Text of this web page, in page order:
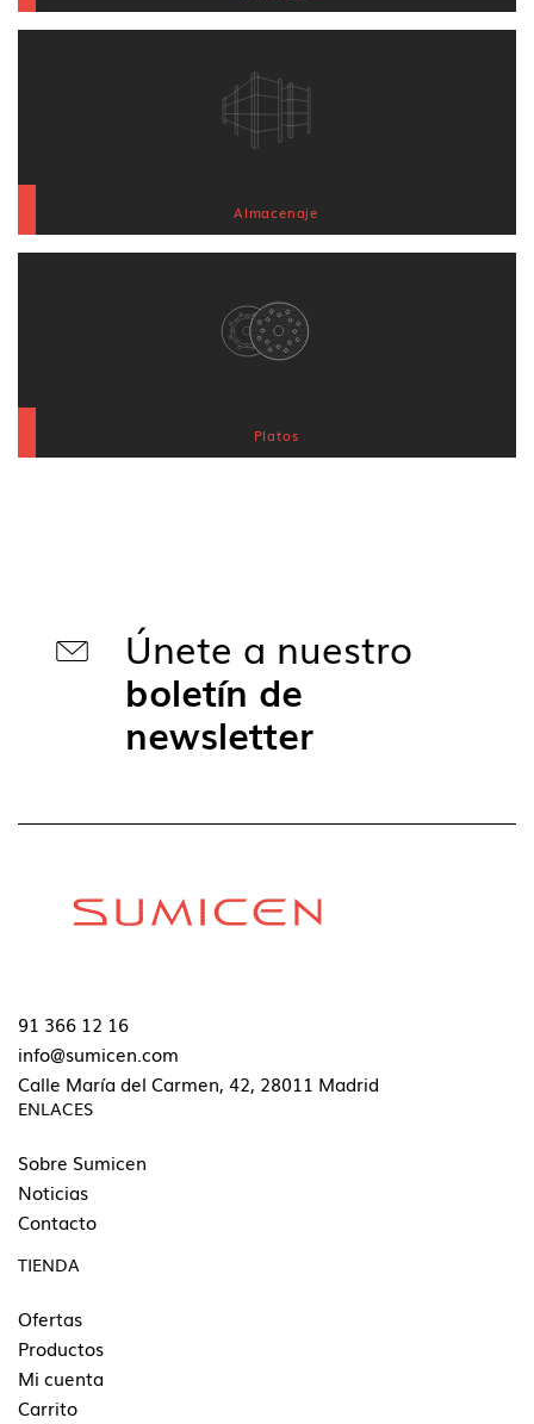
Almacenaje
Platos
Únete a nuestro
boletín de
newsletter
91 366 12 16
info@sumicen.com
Calle María del Carmen, 42, 28011 Madrid
ENLACES
Sobre Sumicen
Noticias
Contacto
TIENDA
Ofertas
Productos
Mi cuenta
Carrito